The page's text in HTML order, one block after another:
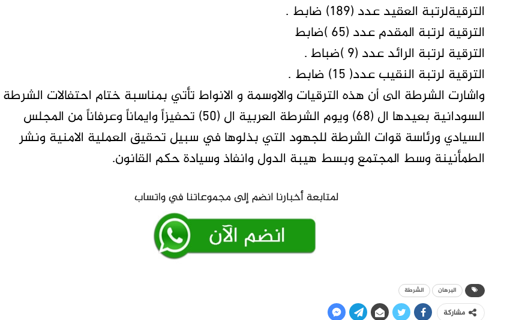
الترقيةلرتبة العقيد عدد (189) ضابط .
الترقية لرتبة المقدم عدد (65 )ضابط
الترقية لرتبة الرائد عدد (9 )ضباط .
الترقية لرتبة النقيب عدد( 15) ضابط .
واشارت الشرطة الى أن هذه الترقيات والاوسمة و الانواط تأتي بمناسبة ختام احتفالات الشرطة
السودانية بعيدها ال (68) ويوم الشرطة العربية ال (50) تحفيزاً وايماناً وعرفاناً من المجلس
السيادي ورئاسة قوات الشرطة للجهود التي بذلوها في سبيل تحقيق العملية الامنية ونشر
الطمأنينة وسط المجتمع وبسط هيبة الدول وانفاذ وسيادة حكم القانون.
البرهان الشرطة
مشاركة